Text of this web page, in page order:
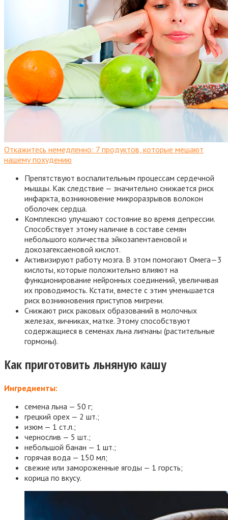
Откажитесь немедленно: 7 продуктов, которые мешают
нашему похудению
Препятствуют воспалительным процессам сердечной
мышцы. Как следствие — значительно снижается риск
инфаркта, возникновение микроразрывов волокон
оболочек сердца.
Комплексно улучшают состояние во время депрессии.
Способствует этому наличие в составе семян
небольшого количества эйкозапентаеновой и
докозагексаеновой кислот.
Активизируют работу мозга. В этом помогают Омега—3
кислоты, которые положительно влияют на
функционирование нейронных соединений, увеличивая
их проводимость. Кстати, вместе с этим уменьшается
риск возникновения приступов мигрени.
Снижают риск раковых образований в молочных
железах, яичниках, матке. Этому способствуют
содержащиеся в семенах льна лигнаны (растительные
гормоны).
Как приготовить льняную кашу
Ингредиенты:
семена льна — 50 г;
грецкий орех — 2 шт.;
изюм — 1 ст.л.;
чернослив — 5 шт.;
небольшой банан — 1 шт.;
горячая вода — 150 мл;
свежие или замороженные ягоды — 1 горсть;
корица по вкусу.